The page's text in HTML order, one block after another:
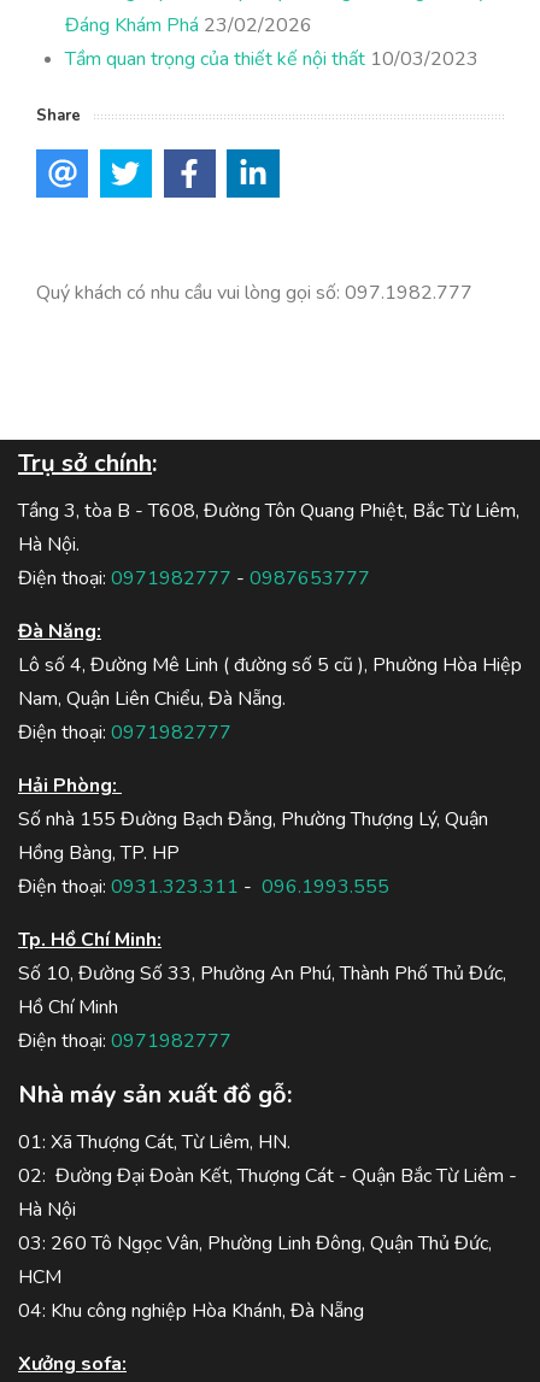
Đáng Khám Phá 23/02/2026
Tầm quan trọng của thiết kế nội thất 10/03/2023
Share
Quý khách có nhu cầu vui lòng gọi số: 097.1982.777
Trụ sở chính:
Tầng 3, tòa B - T608, Đường Tôn Quang Phiệt, Bắc Từ Liêm,
Hà Nội.
Điện thoại: 0971982777 - 0987653777
Đà Năng:
Lô số 4, Đường Mê Linh ( đường số 5 cũ ), Phường Hòa Hiệp
Nam, Quận Liên Chiểu, Đà Nẵng.
Điện thoại: 0971982777
Hải Phòng:
Số nhà 155 Đường Bạch Đằng, Phường Thượng Lý, Quận
Hồng Bàng, TP. HP
Điện thoại: 0931.323.311 - 096.1993.555
Tp. Hồ Chí Minh:
Số 10, Đường Số 33, Phường An Phú, Thành Phố Thủ Đức,
Hồ Chí Minh
Điện thoại: 0971982777
Nhà máy sản xuất đồ gỗ:
01: Xã Thượng Cát, Từ Liêm, HN.
02: Đường Đại Đoàn Kết, Thượng Cát - Quận Bắc Từ Liêm -
Hà Nội
03: 260 Tô Ngọc Vân, Phường Linh Đông, Quận Thủ Đức,
HCM
04: Khu công nghiệp Hòa Khánh, Đà Nẵng
Xưởng sofa: